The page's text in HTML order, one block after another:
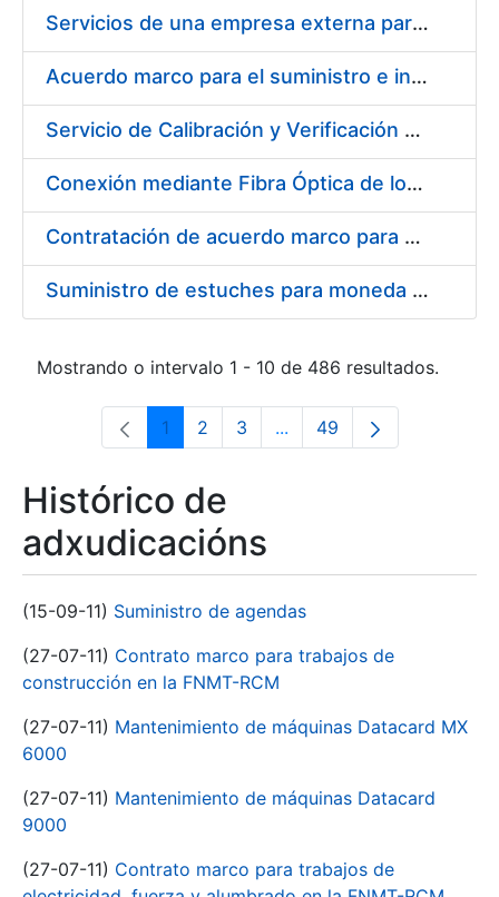
Servicios de una empresa externa para el asesoramiento y resolución de los recursos de alzada que se presentan relacionados con procesos de selección para la FNMT-RCM
Acuerdo marco para el suministro e instalación de persianas, estores y otros complementos
Servicio de Calibración y Verificación Externa de los Equipos de Medición del Servicio de Prevención de la FNMT-RCM
Conexión mediante Fibra Óptica de los Centros de Proceso de Datos (CPDs) de las sedes de la FNMT-RCM de Burgos y Madrid
Contratación de acuerdo marco para el Suministro de Material de Electricidad para la Fábrica Nacional de Moneda y Timbre-Real Casa de la Moneda en su centro de trabajo de Burgos
Suministro de estuches para moneda de 30 €
Mostrando o intervalo 1 - 10 de 486 resultados.
Páxina
1 Páxina
2 Páxina
3 ...Páxinas intermedias Use
Páxina
49
Histórico de
adxudicacións
(15-09-11) Suministro de agendas
(27-07-11) Contrato marco para trabajos de
construcción en la FNMT-RCM
(27-07-11) Mantenimiento de máquinas Datacard MX
6000
(27-07-11) Mantenimiento de máquinas Datacard
9000
(27-07-11) Contrato marco para trabajos de